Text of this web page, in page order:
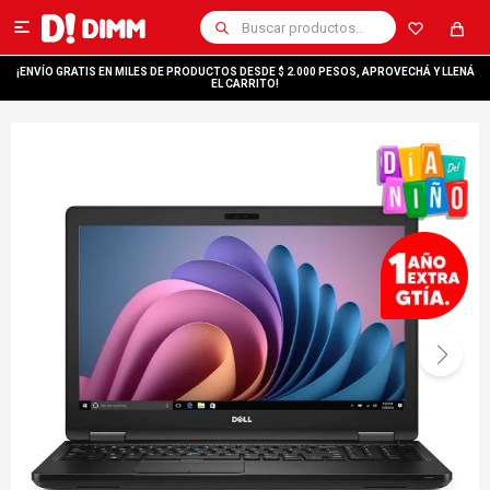

¡ENVÍO GRATIS EN MILES DE PRODUCTOS DESDE $ 2.000 PESOS, APROVECHÁ Y LLENÁ
EL CARRITO!